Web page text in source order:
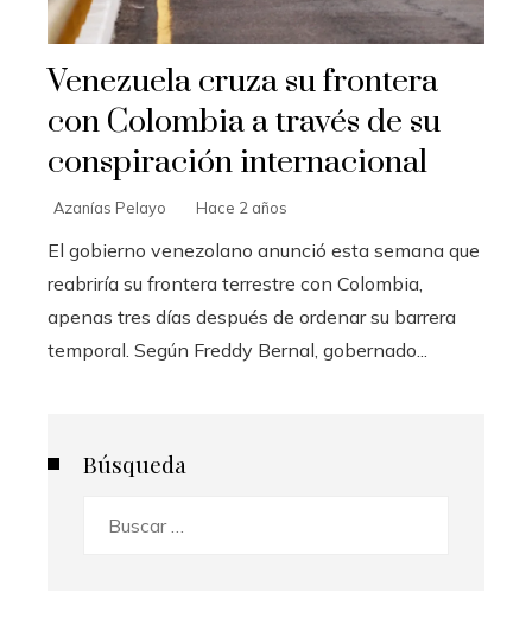
Venezuela cruza su frontera
con Colombia a través de su
conspiración internacional
Azanías Pelayo Hace 2 años
El gobierno venezolano anunció esta semana que
reabriría su frontera terrestre con Colombia,
apenas tres días después de ordenar su barrera
temporal. Según Freddy Bernal, gobernado...
Búsqueda